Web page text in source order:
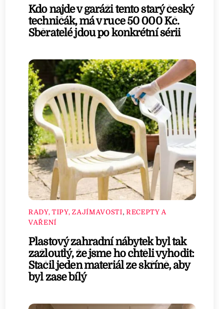
Kdo najde v garáži tento starý český
techničák, má v ruce 50 000 Kč.
Sběratelé jdou po konkrétní sérii
RADY, TIPY, ZAJÍMAVOSTI, RECEPTY A
VAŘENÍ
Plastový zahradní nábytek byl tak
zažloutlý, že jsme ho chtěli vyhodit:
Stačil jeden materiál ze skříně, aby
byl zase bílý